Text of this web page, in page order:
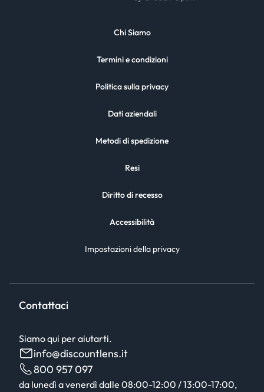
Chi Siamo
Termini e condizioni
Politica sulla privacy
Dati aziendali
Metodi di spedizione
Resi
Diritto di recesso
Accessibilità
Impostazioni della privacy
Contattaci
Siamo qui per aiutarti.
info@discountlens.it
800 957 097
da lunedì a venerdì dalle 08:00-12:00 / 13:00-17:00,